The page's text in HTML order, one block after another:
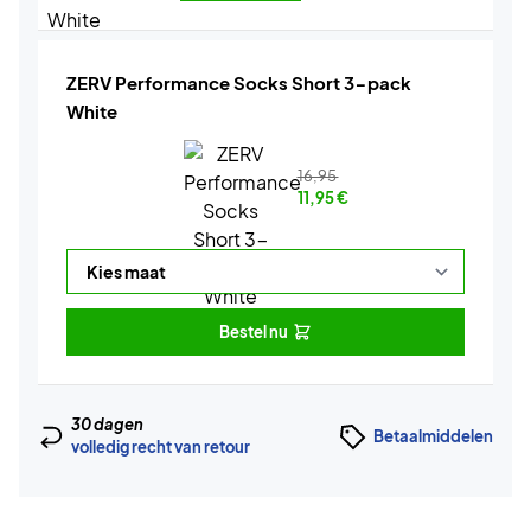
ZERV Performance Socks Short 3-pack
White
16,95
11,95€
Bestel nu
30 dagen
volledig recht van retour
Betaalmiddelen